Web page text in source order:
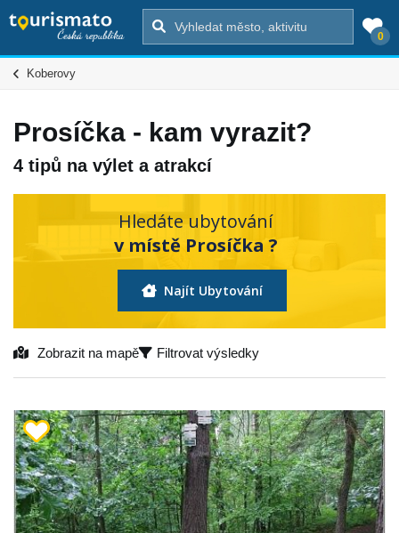
0
Koberovy
Prosíčka - kam vyrazit?
4 tipů na výlet a atrakcí
Hledáte ubytování
v místě Prosíčka ?
Najít Ubytování
Zobrazit na mapě Filtrovat výsledky